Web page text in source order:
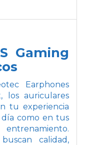
Gaming
Earphones
los auriculares
tu experiencia
como en tus
calidad,